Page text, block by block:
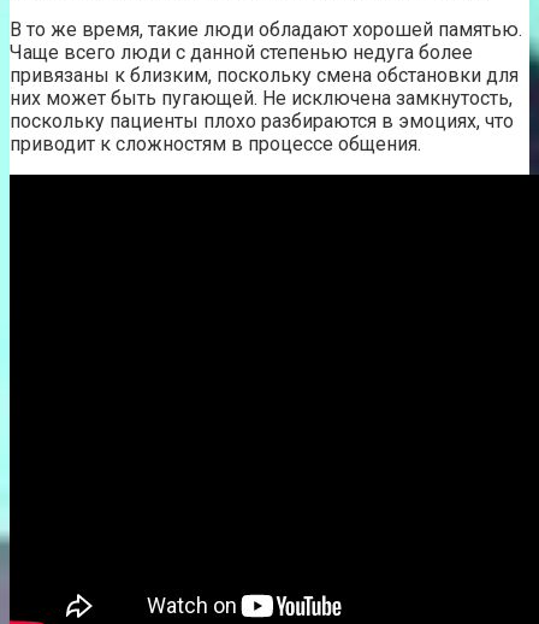
В то же время, такие люди обладают хорошей памятью.
Чаще всего люди с данной степенью недуга более
привязаны к близким, поскольку смена обстановки для
них может быть пугающей. Не исключена замкнутость,
поскольку пациенты плохо разбираются в эмоциях, что
приводит к сложностям в процессе общения.